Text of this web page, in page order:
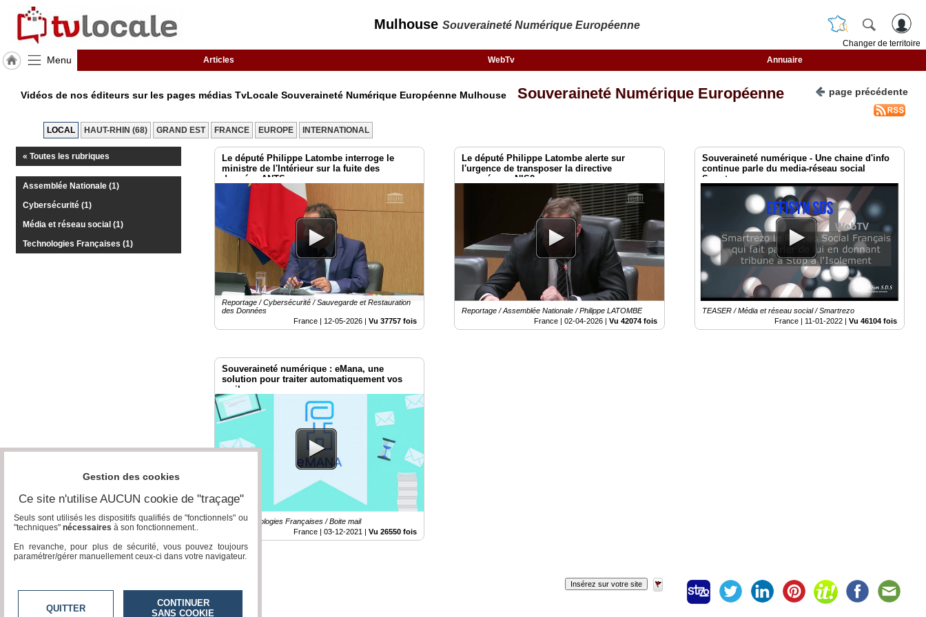
Mulhouse Souveraineté Numérique Européenne
Changer de territoire
Menu Articles WebTv Annuaire
TvLocale
France
Accueil
annuaire
Vidéos de nos éditeurs sur les pages médias TvLocale Souveraineté Numérique Européenne Mulhouse Souveraineté Numérique Européenne page précédente
LOCAL HAUT-RHIN (68) GRAND EST FRANCE EUROPE INTERNATIONAL
« Toutes les rubriques
Assemblée Nationale (1)
Cybersécurité (1)
Média et réseau social (1)
Technologies Françaises (1)
Le député Philippe Latombe interroge le
ministre de l'Intérieur sur la fuite des
données ANTS
Reportage / Cybersécurité / Sauvegarde et Restauration
des Données
France | 12-05-2026 |Vu 37757 fois
Le député Philippe Latombe alerte sur
l'urgence de transposer la directive
européenne NIS2
Reportage / Assemblée Nationale / Philippe LATOMBE
France | 02-04-2026| Vu 42074 fois
Souveraineté numérique - Une chaine d'info
continue parle du media-réseau social
Smartrezo
TEASER / Média et réseau social / Smartrezo
France | 11-01-2022 |Vu 46104 fois
Souveraineté numérique : eMana, une
solution pour traiter automatiquement vos
mails
NC / Technologies Françaises / Boite mail
France |03-12-2021 |Vu 26550 fois
Insérez sur votre site
Gestion des cookies
Ce site n'utilise AUCUN cookie de "traçage"
Seuls sont utilisés les dispositifs qualifiés de "fonctionnels" ou
"techniques" nécessaires à son fonctionnement..
En revanche, pour plus de sécurité, vous pouvez toujours
paramétrer/gérer manuellement ceux-ci dans votre navigateur.
QUITTER
CONTINUER
SANS COOKIE